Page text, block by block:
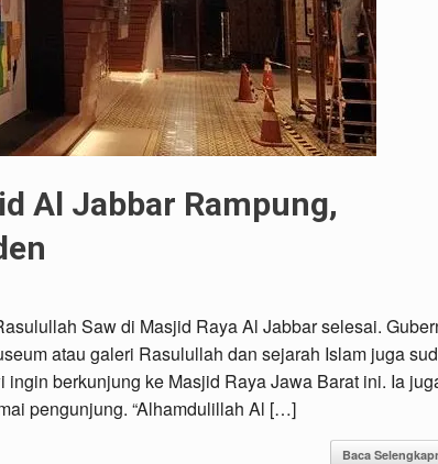
Al Jabbar Rampung,
Saw di Masjid Raya Al Jabbar selesai.
atau galeri Rasulullah dan sejarah Islam juga
berkunjung ke Masjid Raya Jawa Barat ini. Ia
pengunjung. “Alhamdulillah Al […]
Baca